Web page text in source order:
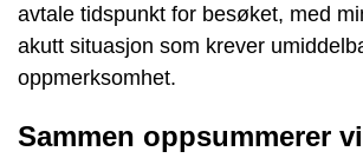
avtale tidspunkt for besøket, med
akutt situasjon som krever
oppmerksomhet.
Sammen oppsummerer vi